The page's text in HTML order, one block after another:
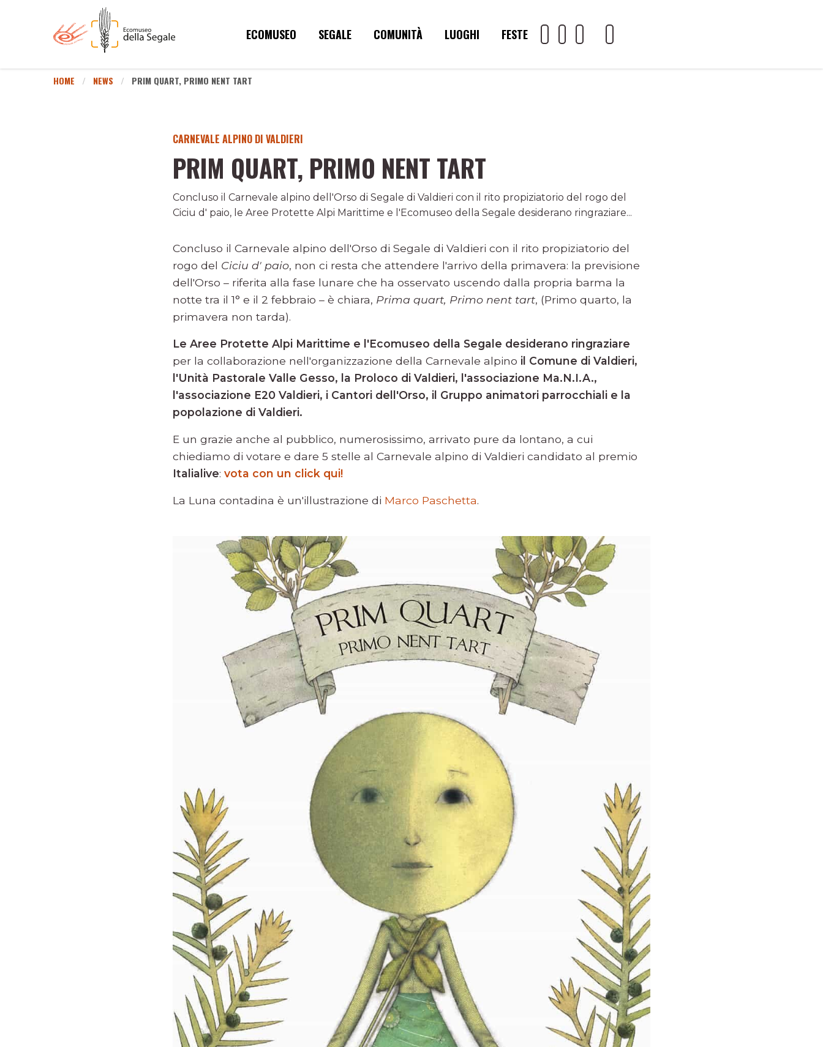
ECOMUSEO SEGALE COMUNITÀ LUOGHI FESTE
HOME NEWS PRIM QUART, PRIMO NENT TART
CARNEVALE ALPINO DI VALDIERI
PRIM QUART, PRIMO NENT TART
Concluso il Carnevale alpino dell'Orso di Segale di Valdieri con il rito propiziatorio del rogo del
Ciciu d' paio, le Aree Protette Alpi Marittime e l'Ecomuseo della Segale desiderano ringraziare...
Concluso il Carnevale alpino dell'Orso di Segale di Valdieri con il rito propiziatorio del
rogo del Ciciu d' paio, non ci resta che attendere l'arrivo della primavera: la previsione
dell'Orso – riferita alla fase lunare che ha osservato uscendo dalla propria barma la
notte tra il 1° e il 2 febbraio – è chiara, Prima quart, Primo nent tart, (Primo quarto, la
primavera non tarda).
Le Aree Protette Alpi Marittime e l'Ecomuseo della Segale desiderano ringraziare
per la collaborazione nell'organizzazione della Carnevale alpino il Comune di Valdieri,
l'Unità Pastorale Valle Gesso, la Proloco di Valdieri, l'associazione Ma.N.I.A.,
l'associazione E20 Valdieri, i Cantori dell'Orso, il Gruppo animatori parrocchiali e la
popolazione di Valdieri.
E un grazie anche al pubblico, numerosissimo, arrivato pure da lontano, a cui
chiediamo di votare e dare 5 stelle al Carnevale alpino di Valdieri candidato al premio
Italialive: vota con un click qui!
La Luna contadina è un'illustrazione di Marco Paschetta.